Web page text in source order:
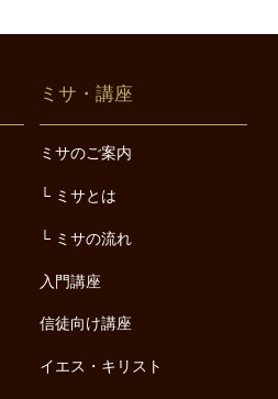
ミサ・講座
ミサのご案内
ミサとは
ミサの流れ
入門講座
信徒向け講座
イエス・キリスト